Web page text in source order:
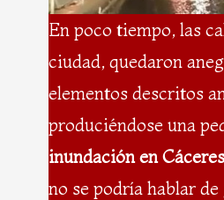
En poco tiempo, las
ciudad, quedaron
elementos descritos
produciéndose una
inundación en Cáceres
no se podría hablar de